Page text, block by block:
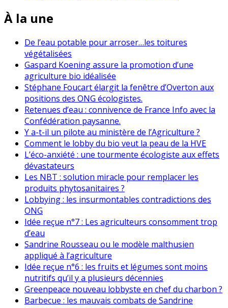
À la une
De l’eau potable pour arroser…les toitures
végétalisées
Gaspard Koening assure la promotion d’une
agriculture bio idéalisée
Stéphane Foucart élargit la fenêtre d’Overton aux
positions des ONG écologistes.
Retenues d’eau : connivence de France Info avec la
Confédération paysanne.
Y a-t-il un pilote au ministère de l’Agriculture ?
Comment le lobby du bio veut la peau de la HVE
L’éco-anxiété : une tourmente écologiste aux effets
dévastateurs
Les NBT : solution miracle pour remplacer les
produits phytosanitaires ?
Lobbying : les insurmontables contradictions des
ONG
Idée reçue n°7 : Les agriculteurs consomment trop
d’eau
Sandrine Rousseau ou le modèle malthusien
appliqué à l’agriculture
Idée reçue n°6 : les fruits et légumes sont moins
nutritifs qu’il y a plusieurs décennies
Greenpeace nouveau lobbyste en chef du charbon ?
Barbecue : les mauvais combats de Sandrine